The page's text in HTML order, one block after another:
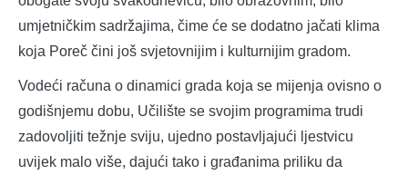
umjetničkim sadržajima, čime će se dodatno jačati klima
koja Poreč čini još svjetovnijim i kulturnijim gradom.
Vodeći računa o dinamici grada koja se mijenja ovisno o
godišnjemu dobu, Učilište se svojim programima trudi
zadovoljiti težnje sviju, ujedno postavljajući ljestvicu
uvijek malo više, dajući tako i građanima priliku da